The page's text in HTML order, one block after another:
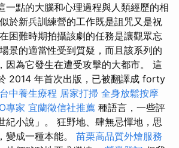
一點的大腦和心理過程與人類經歷的相
於新兵訓練營的工作既是詛咒又是祝
困難時期拍攝該劇的任務是讓觀眾忘
景的適當性受到質疑，而且該系列的
因為它發生在遭受攻擊的大都市。 這
2014 年首次出版，已被翻譯成 forty
台中養生療程 居家打掃 全身放鬆按摩
專家 宜蘭徵信社推薦 種語言，一些評
紀小說」。 狂野地、肆無忌憚地，思
變成一種本能。 苗栗高品質外燴服務